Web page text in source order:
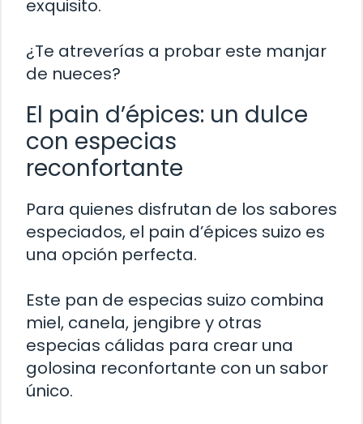
exquisito.
¿Te atreverías a probar este manjar
de nueces?
El pain d’épices: un dulce
con especias
reconfortante
Para quienes disfrutan de los sabores
especiados, el pain d’épices suizo es
una opción perfecta.
Este pan de especias suizo combina
miel, canela, jengibre y otras
especias cálidas para crear una
golosina reconfortante con un sabor
único.